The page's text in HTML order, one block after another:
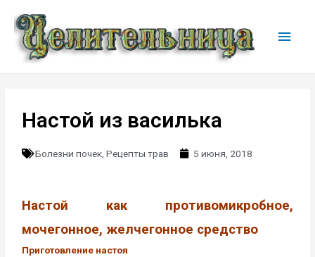
Настой из василька
Болезни почек ,Рецепты трав 5 июня, 2018
Настой как противомикробное,
мочегонное, желчегонное средство
Приготовление настоя